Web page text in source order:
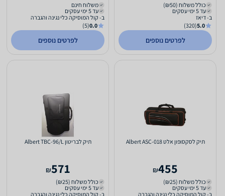
כולל משלוח (₪50)
עד 5 ימי עסקים
ב- דיאז
5.0
(320)
לפרטים נוספים
משלוח חינם
עד 5 ימי עסקים
ב- קול המוסיקה כלי נגינה והגברה
0.0
(5)
לפרטים נוספים
תיק לסקסופון אלט Albert ASC-018
455
₪
כולל משלוח (₪25)
עד 5 ימי עסקים
ב- קול המוסיקה כלי נגינה והגברה
תיק לבריטון Albert TBC-96/L
571
₪
כולל משלוח (₪25)
עד 5 ימי עסקים
ב- קול המוסיקה כלי נגינה והגברה